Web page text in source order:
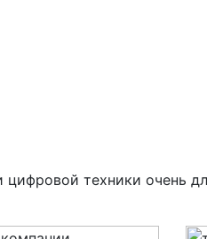
техники очень